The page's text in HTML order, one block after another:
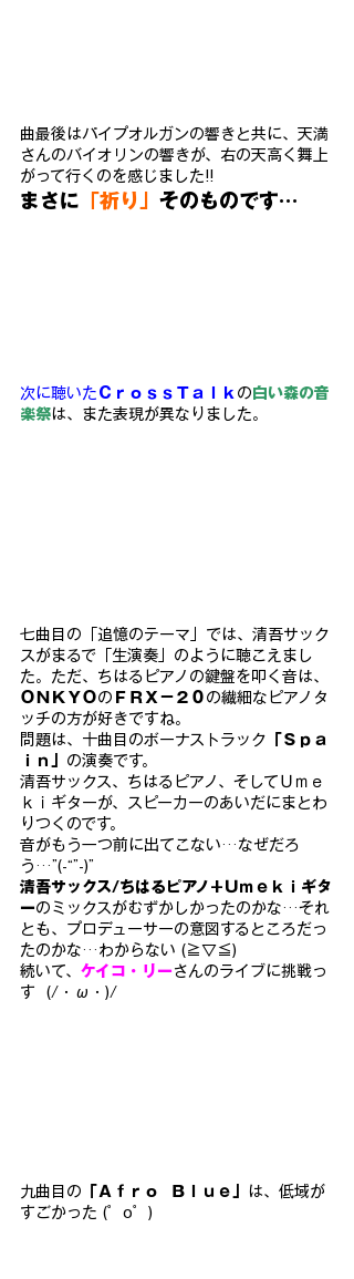
曲最後はパイプオルガンの響きと共に、天満
さんのバイオリンの響きが、右の天高く舞上
がって行くのを感じました!!
まさに 「祈り」 そのものです…
次に聴いた ＣｒｏｓｓＴａｌｋ の 白い森の音
楽祭は、また表現が異なりました。
七曲目の「追憶のテーマ」では、清吾サック
スがまるで「生演奏」のように聴こえまし
た。ただ、ちはるピアノの鍵盤を叩く音は、
ＯＮＫＹＯの ＦＲＸ－２０ の繊細なピアノタ
ッチの方が好きですね。
問題は、十曲目のボーナストラック 「Ｓｐａ
ｉｎ」 の演奏です。
清吾サックス、ちはるピアノ、そしてＵｍｅ
ｋｉギターが、スピーカーのあいだにまとわ
りつくのです。
音がもう一つ前に出てこない…なぜだろ
う…”(-“”-)”
清吾サックス/ちはるピアノ+Ｕｍｅｋｉギタ
ーのミックスがむずかしかったのかな…それ
とも、プロデューサーの意図するところだっ
たのかな…わからない (≧▽≦)
続いて、 ケイコ・リーさんのライブに挑戦っ
す  (/・ω・)/
九曲目の 「Ａｆｒｏ  Ｂｌｕｅ」 は、低域が
すごかった (゜o゜)